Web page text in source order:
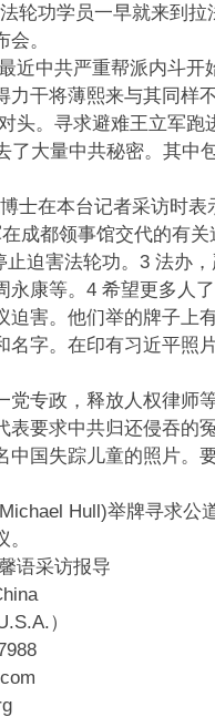
轮功学员一早就来到拉
。
近中共严重帮派内斗开
力干将薄熙来与其同样
头。寻求避难王立军跑
了大量中共秘密。其中
士在本台记者采访时表
成都领事馆交代的有
迫害法轮功。3 法办
永康等。4 希望更多人
迫害。他们举的牌子上
名字。在印有习近平照
党专政，释放人权律师
表要求中共归还侵吞的
中国失踪儿童的照片。
Hull)举牌寻求公
语采访报导
）